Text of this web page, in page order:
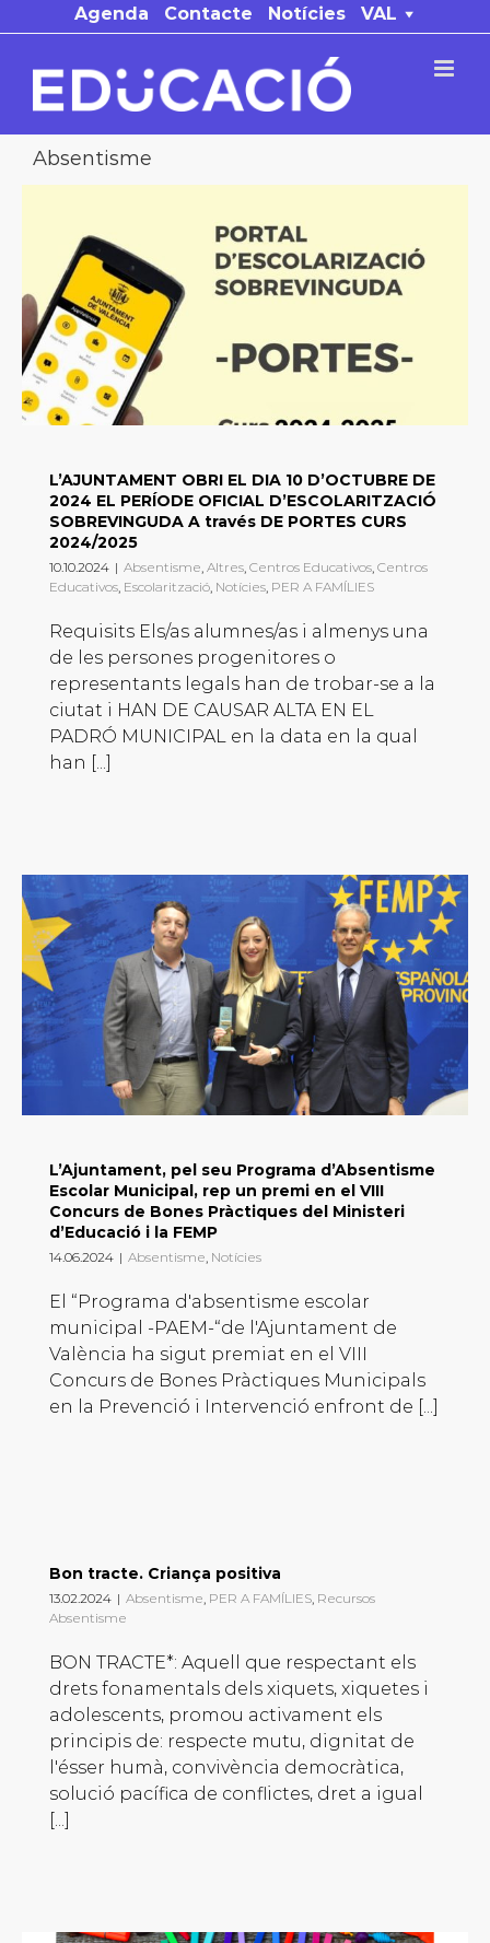
to
content
Agenda Contacte Notícies VAL
Absentisme
L’AJUNTAMENT OBRI EL DIA 10 D’OCTUBRE DE
2024 EL PERÍODE OFICIAL D’ESCOLARITZACIÓ
SOBREVINGUDA A través DE PORTES CURS
2024/2025
10.10.2024 | Absentisme, Altres, Centros Educativos, Centros
Educativos, Escolarització, Notícies, PER A FAMÍLIES
Requisits Els/as alumnes/as i almenys una
de les persones progenitores o
representants legals han de trobar-se a la
ciutat i HAN DE CAUSAR ALTA EN EL
PADRÓ MUNICIPAL en la data en la qual
han [...]
L’Ajuntament, pel seu Programa d’Absentisme
Escolar Municipal, rep un premi en el VIII
Concurs de Bones Pràctiques del Ministeri
d’Educació i la FEMP
14.06.2024 | Absentisme, Notícies
El “Programa d'absentisme escolar
municipal -PAEM-“de l'Ajuntament de
València ha sigut premiat en el VIII
Concurs de Bones Pràctiques Municipals
en la Prevenció i Intervenció enfront de [...]
Bon tracte. Criança positiva
13.02.2024 | Absentisme, PER A FAMÍLIES, Recursos
Absentisme
BON TRACTE*: Aquell que respectant els
drets fonamentals dels xiquets, xiquetes i
adolescents, promou activament els
principis de: respecte mutu, dignitat de
l'ésser humà, convivència democràtica,
solució pacífica de conflictes, dret a igual
[...]